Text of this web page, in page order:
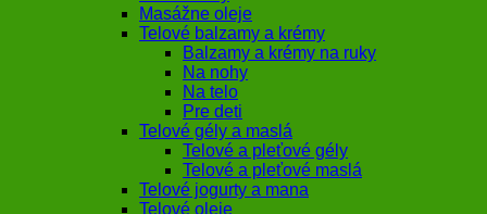
Masážne oleje
Telové balzamy a krémy
Balzamy a krémy na ruky
Na nohy
Na telo
Pre deti
Telové gély a maslá
Telové a pleťové gély
Telové a pleťové maslá
Telové jogurty a mana
Telové oleje